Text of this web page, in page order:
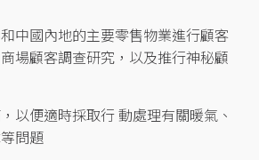
中國內地的主要零售物業進行顧客
場顧客調查研究，以及推行神秘顧
以便適時採取行 動處理有關暖氣、
問題